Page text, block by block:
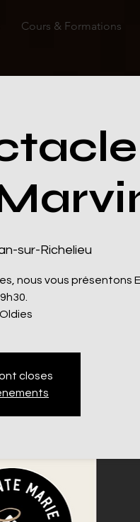
Cours & Formations
sur-Richelieu
nous vous présentons
closes